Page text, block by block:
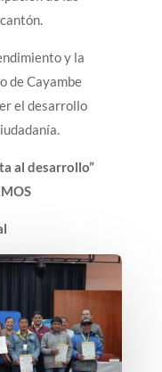
y la
de Cayambe
el desarrollo
al desarrollo”